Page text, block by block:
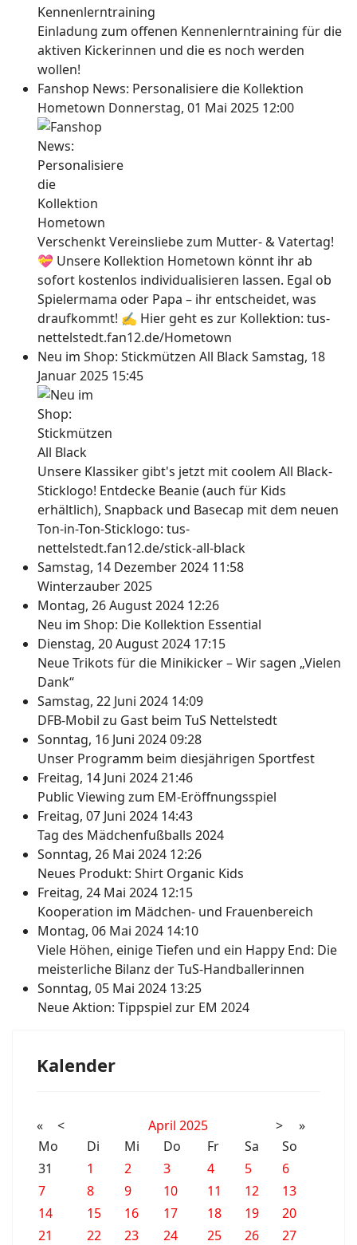
Einladung zum offenen Kennenlerntraining für die
aktiven Kickerinnen und die es noch werden
wollen!
Fanshop News: Personalisiere die Kollektion
Hometown Donnerstag, 01 Mai 2025 12:00
Verschenkt Vereinsliebe zum Mutter- & Vatertag!
💝 Unsere Kollektion Hometown könnt ihr ab
sofort kostenlos individualisieren lassen. Egal ob
Spielermama oder Papa – ihr entscheidet, was
draufkommt! ✍ Hier geht es zur Kollektion: tus-
nettelstedt.fan12.de/Hometown
Neu im Shop: Stickmützen All BlackSamstag, 18
Januar 2025 15:45
Unsere Klassiker gibt's jetzt mit coolem All Black-
Sticklogo! Entdecke Beanie (auch für Kids
erhältlich), Snapback und Basecap mit dem neuen
Ton-in-Ton-Sticklogo: tus-
nettelstedt.fan12.de/stick-all-black
Samstag, 14 Dezember 2024 11:58
Winterzauber 2025
Montag, 26 August 2024 12:26
Neu im Shop: Die Kollektion Essential
Dienstag, 20 August 2024 17:15
Neue Trikots für die Minikicker – Wir sagen „Vielen
Dank“
Samstag, 22 Juni 2024 14:09
DFB-Mobil zu Gast beim TuS Nettelstedt
Sonntag, 16 Juni 2024 09:28
Unser Programm beim diesjährigen Sportfest
Freitag, 14 Juni 2024 21:46
Public Viewing zum EM-Eröffnungsspiel
Freitag, 07 Juni 2024 14:43
Tag des Mädchenfußballs 2024
Sonntag, 26 Mai 2024 12:26
Neues Produkt: Shirt Organic Kids
Freitag, 24 Mai 2024 12:15
Kooperation im Mädchen- und Frauenbereich
Montag, 06 Mai 2024 14:10
Viele Höhen, einige Tiefen und ein Happy End: Die
meisterliche Bilanz der TuS-Handballerinnen
Sonntag, 05 Mai 2024 13:25
Neue Aktion: Tippspiel zur EM 2024
Kalender
« < April 2025 >
»
Mo
Di Mi Do Fr Sa
So
31
1 2 3 4 5
6
7
8 9 10 11 12
13
14
15 16 17 18 19
20
21
22 23 24 25 26
27